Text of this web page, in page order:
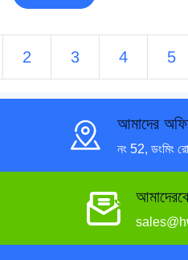
2 3 4 5
আমাদের
নং 52, ডংমিং